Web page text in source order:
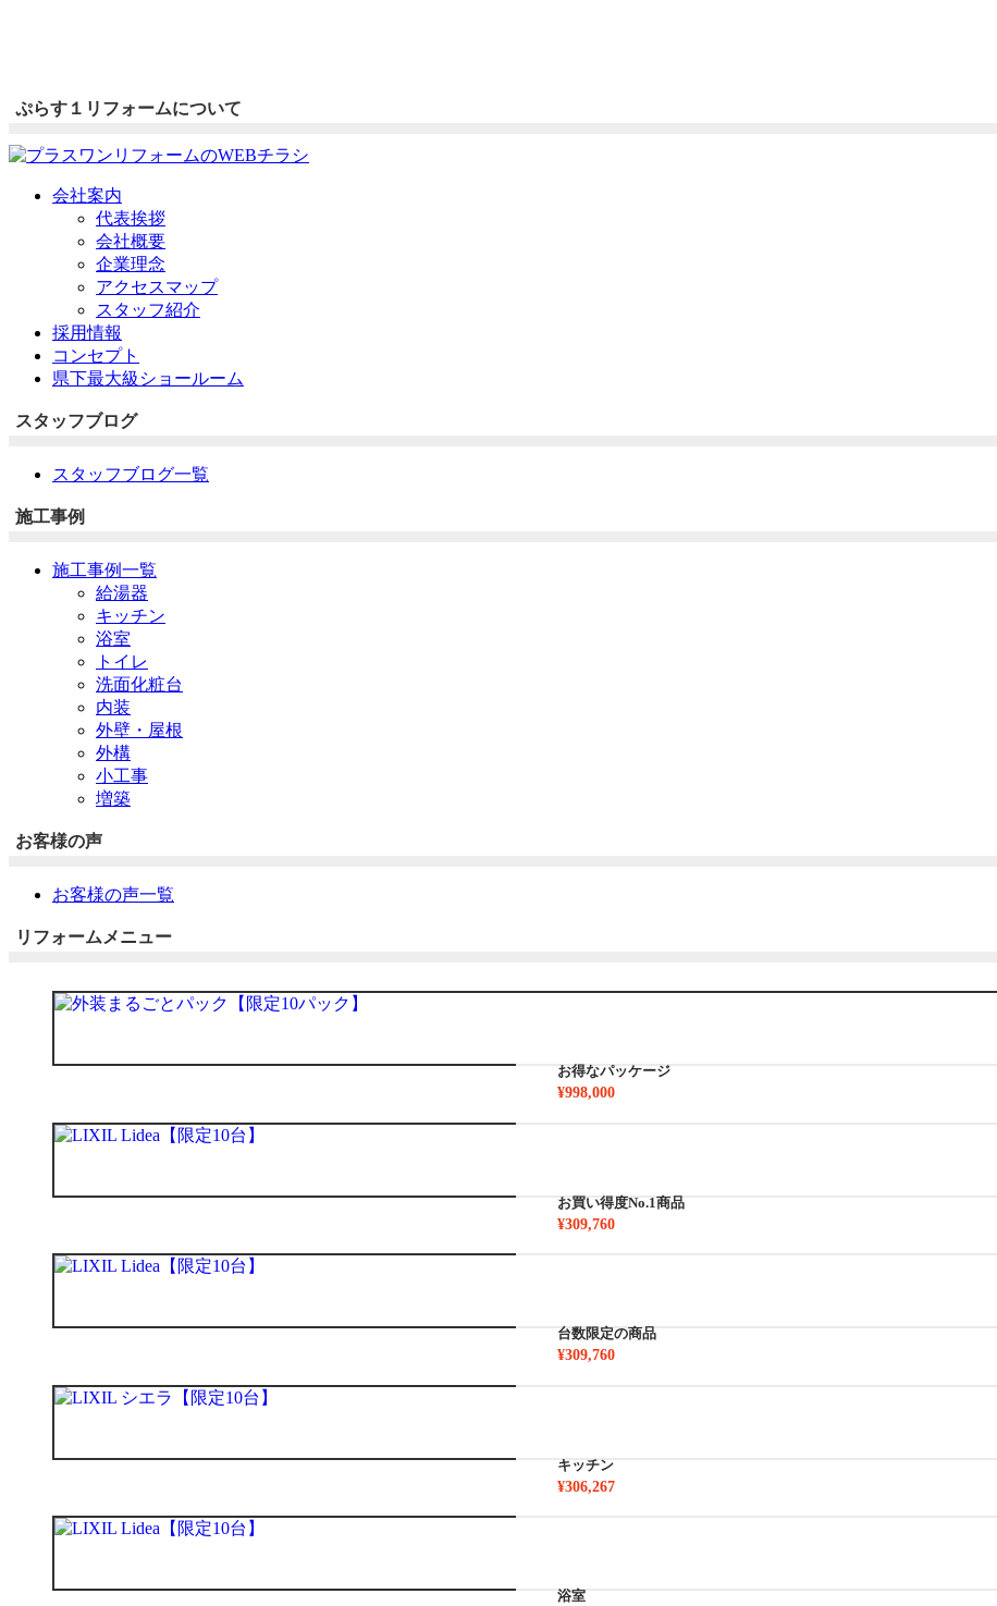
ぷらす１リフォームについて
会社案内
代表挨拶
会社概要
企業理念
アクセスマップ
スタッフ紹介
採用情報
コンセプト
県下最大級ショールーム
スタッフブログ
スタッフブログ一覧
施工事例
施工事例一覧
給湯器
キッチン
浴室
トイレ
洗面化粧台
内装
外壁・屋根
外構
小工事
増築
お客様の声
お客様の声一覧
リフォームメニュー
お得なパッケージ
¥998,000
お買い得度No.1商品
¥309,760
台数限定の商品
¥309,760
キッチン
¥306,267
浴室